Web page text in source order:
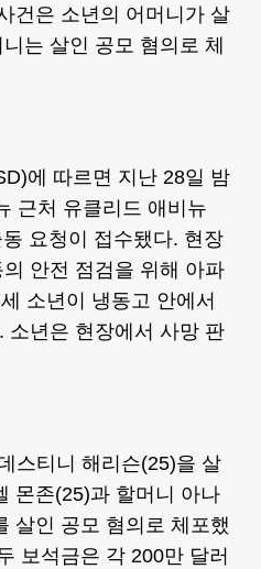
건은 소년의 어머니가 살
는 살인 공모 혐의로 체
에 따르면 지난 28일 밤
근처 유클리드 애비뉴
요청이 접수됐다. 현장
안전 점검을 위해 아파
소년이 냉동고 안에서
소년은 현장에서 사망 판
스티니 해리슨(25)을 살
몬존(25)과 할머니 아나
살인 공모 혐의로 체포했
보석금은 각 200만 달러